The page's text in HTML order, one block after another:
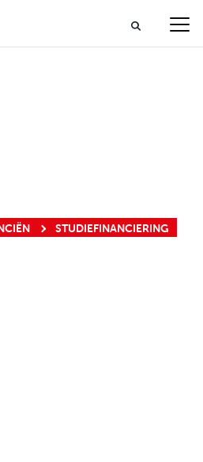
STUDIEFINANCIERING